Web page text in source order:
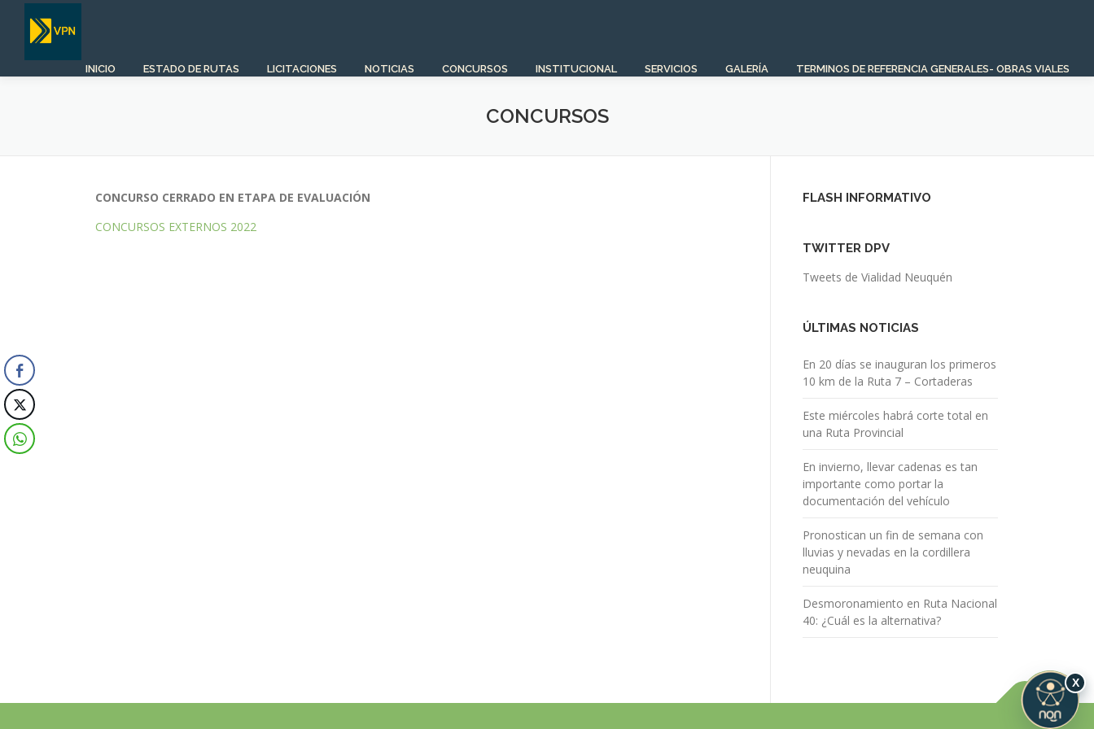
Saltar
contenido
INICIO ESTADO DE RUTAS LICITACIONES NOTICIAS CONCURSOS INSTITUCIONAL SERVICIOS GALERÍA TERMINOS DE REFERENCIA GENERALES- OBRAS VIALES
CONCURSOS
CONCURSO CERRADO EN ETAPA DE EVALUACIÓN
CONCURSOS EXTERNOS 2022
FLASH INFORMATIVO
TWITTER DPV
Tweets de Vialidad Neuquén
ÚLTIMAS NOTICIAS
En 20 días se inauguran los primeros
10 km de la Ruta 7 – Cortaderas
Este miércoles habrá corte total en
una Ruta Provincial
En invierno, llevar cadenas es tan
importante como portar la
documentación del vehículo
Pronostican un fin de semana con
lluvias y nevadas en la cordillera
neuquina
Desmoronamiento en Ruta Nacional
40: ¿Cuál es la alternativa?
X